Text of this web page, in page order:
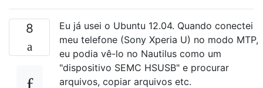
8
Eu já usei o Ubuntu 12.04. Quando conectei
meu telefone (Sony Xperia U) no modo MTP,
eu podia vê-lo no Nautilus como um
"dispositivo SEMC HSUSB" e procurar
arquivos, copiar arquivos etc.